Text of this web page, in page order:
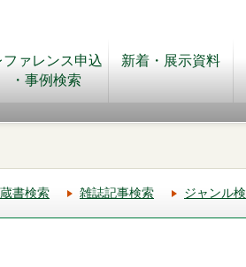
ファレンス申込
・事例検索
新着・展示資料
蔵書検索 雑誌記事検索 ジャンル